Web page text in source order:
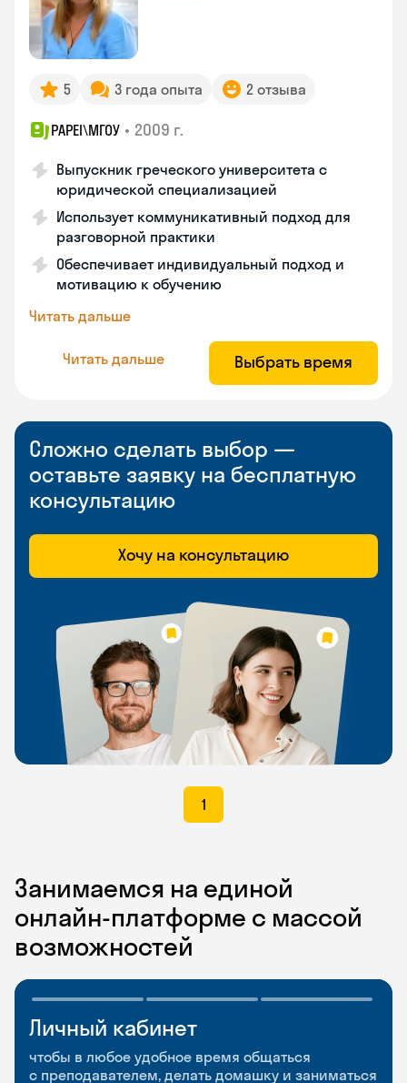
5 3 года опыта 2 отзыва
PAPEI\MГОУ • 2009 г.
Выпускник греческого университета с
юридической специализацией
Использует коммуникативный подход для
разговорной практики
Обеспечивает индивидуальный подход и
мотивацию к обучению
Читать дальше
Читать дальше Выбрать время
Сложно сделать выбор —
оставьте заявку на бесплатную
консультацию
Хочу на консультацию
1
Занимаемся на единой
онлайн-платформе с массой
возможностей
Личный кабинет
чтобы в любое удобное время общаться
с преподавателем, делать домашку и заниматься
Мобильное
приложение
Разговорные клубы
и Talks